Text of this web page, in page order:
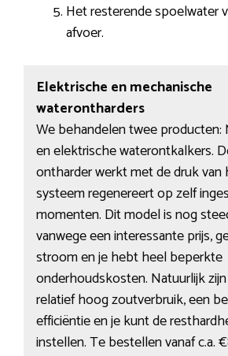
Het resterende spoelwater
afvoer.
Elektrische en mechanische
waterontharders
We behandelen twee producten:
en elektrische waterontkalkers.
ontharder werkt met de druk van
systeem regenereert op zelf
momenten. Dit model is nog
vanwege een interessante prijs,
stroom en je hebt heel beperkte
onderhoudskosten. Natuurlijk
relatief hoog zoutverbruik, een
efficiëntie en je kunt de
instellen. Te bestellen vanaf c.a.